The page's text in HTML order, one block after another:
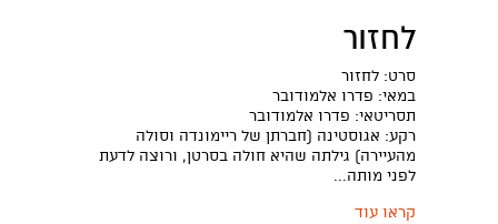
לחזור
סרט: לחזור
במאי: פדרו אלמודובר
תסריטאי: פדרו אלמודובר
רקע: אגוסטינה (חברתן של ריימונדה וסולה
מהעיירה) גילתה שהיא חולה בסרטן, ורוצה לדעת
לפני מותה...
קראו עוד